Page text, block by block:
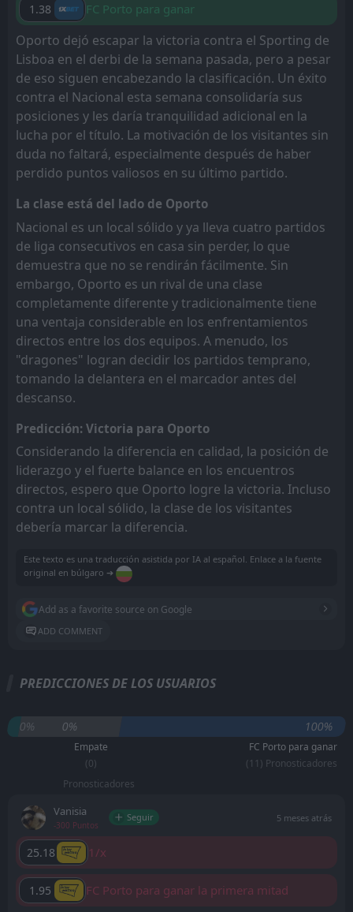
1.38 FC Porto para ganar
Oporto dejó escapar la victoria contra el Sporting de
Lisboa en el derbi de la semana pasada, pero a pesar
de eso siguen encabezando la clasificación. Un éxito
contra el Nacional esta semana consolidaría sus
posiciones y les daría tranquilidad adicional en la
lucha por el título. La motivación de los visitantes sin
duda no faltará, especialmente después de haber
perdido puntos valiosos en su último partido.
La clase está del lado de Oporto
Nacional es un local sólido y ya lleva cuatro partidos
de liga consecutivos en casa sin perder, lo que
demuestra que no se rendirán fácilmente. Sin
embargo, Oporto es un rival de una clase
completamente diferente y tradicionalmente tiene
una ventaja considerable en los enfrentamientos
directos entre los dos equipos. A menudo, los
"dragones" logran decidir los partidos temprano,
tomando la delantera en el marcador antes del
descanso.
Predicción: Victoria para Oporto
Considerando la diferencia en calidad, la posición de
liderazgo y el fuerte balance en los encuentros
directos, espero que Oporto logre la victoria. Incluso
contra un local sólido, la clase de los visitantes
debería marcar la diferencia.
Este texto es una traducción asistida por IA al español. Enlace a la fuente
original en búlgaro ➔
Add as a favorite source on Google
ADD COMMENT
PREDICCIONES DE LOS USUARIOS
0% 0% 100%
Empate
(0)
Pronosticadores
FC Porto para ganar
(11) Pronosticadores
Vanisia
-300 Puntos
Seguir 5 meses atrás
25.18 1/x
1.95 FC Porto para ganar la primera mitad